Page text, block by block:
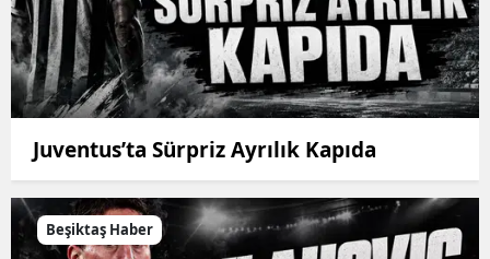
Juventus’ta Sürpriz Ayrılık Kapıda
Beşiktaş Haber